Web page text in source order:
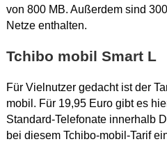
von 800 MB. Außerdem sind
Netze enthalten.
Tchibo mobil Smart L
Für Vielnutzer gedacht ist der
mobil. Für 19,95 Euro gibt es
Standard-Telefonate innerhalb
bei diesem Tchibo-mobil-Tarif